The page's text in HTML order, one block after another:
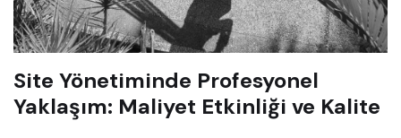
Site Yönetiminde Profesyonel
Yaklaşım: Maliyet Etkinliği ve Kalite